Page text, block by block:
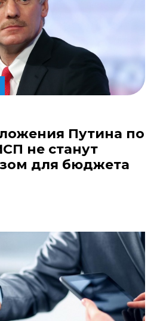
Путина по
не станут
для бюджета